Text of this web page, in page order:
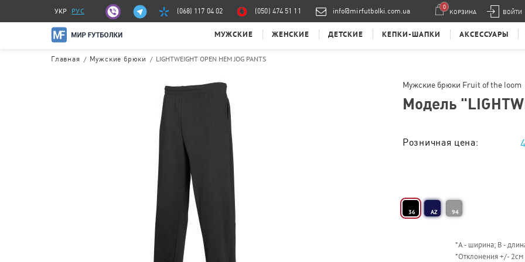
УКР РУС (068) 117 04 02 (050) 474 51 11 info@mirfutbolki.com.ua ВОЙТИ
0
КОРЗИНА
МУЖСКИЕ ЖЕНСКИЕ ДЕТСКИЕ КЕПКИ-ШАПКИ АКСЕССУАРЫ
Главная / Мужские брюки / LIGHTWEIGHT OPEN HEM JOG PANTS
Мужские брюки Fruit of the loom
Модель "
Розничная цена:
36 AZ 94
*А - ширина; B -
*Отклонения +/- 2см